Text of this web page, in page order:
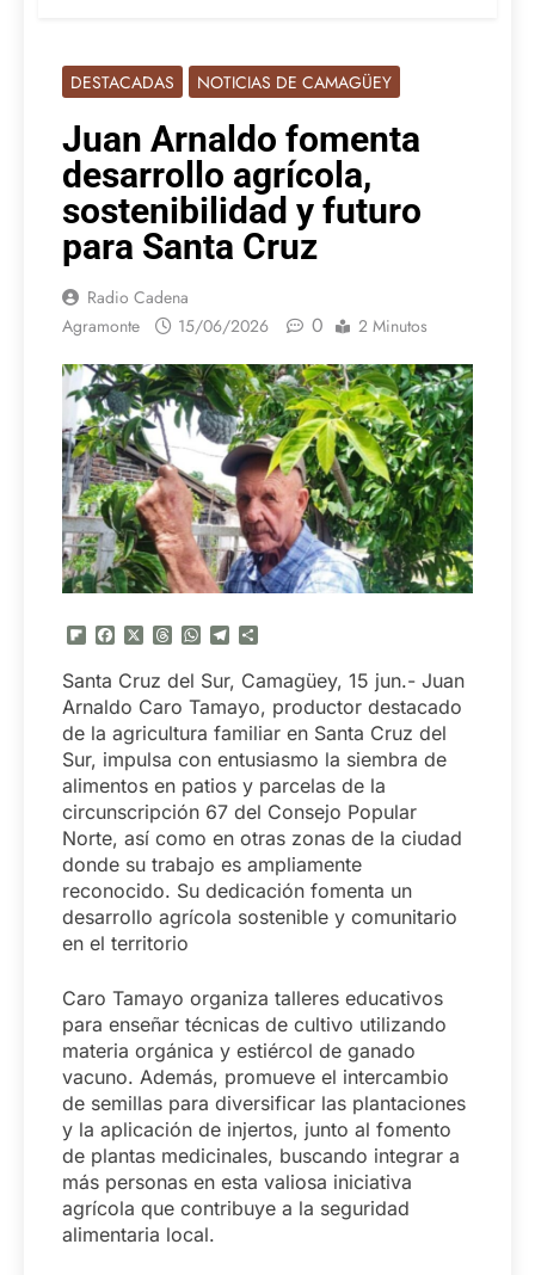
DESTACADAS NOTICIAS DE CAMAGÜEY
Juan Arnaldo fomenta
desarrollo agrícola,
sostenibilidad y futuro
para Santa Cruz
Radio Cadena
Agramonte
15/06/2026 0 2 Minutos
Flipboard
FacebookThreadsWhatsApp
Telegram
Santa Cruz del Sur, Camagüey, 15 jun.- Juan
Arnaldo Caro Tamayo, productor destacado
de la agricultura familiar en Santa Cruz del
Sur, impulsa con entusiasmo la siembra de
alimentos en patios y parcelas de la
circunscripción 67 del Consejo Popular
Norte, así como en otras zonas de la ciudad
donde su trabajo es ampliamente
reconocido. Su dedicación fomenta un
desarrollo agrícola sostenible y comunitario
en el territorio
Caro Tamayo organiza talleres educativos
para enseñar técnicas de cultivo utilizando
materia orgánica y estiércol de ganado
vacuno. Además, promueve el intercambio
de semillas para diversificar las plantaciones
y la aplicación de injertos, junto al fomento
de plantas medicinales, buscando integrar a
más personas en esta valiosa iniciativa
agrícola que contribuye a la seguridad
alimentaria local.